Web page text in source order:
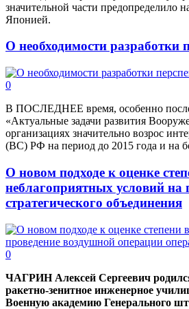
значительной части предопределило
Японией.
О необходимости разработки
0
В ПОСЛЕДНЕЕ время, особенно после
«Актуальные задачи развития
организациях значительно возрос
(ВС) РФ на период до 2015 года и на
О новом подходе к оценке
неблагоприятных условий на
стратегического объединения
0
ЧАГРИН Алексей Сергеевич
ракетно-зенитное инженерное
Военную академию Генерального